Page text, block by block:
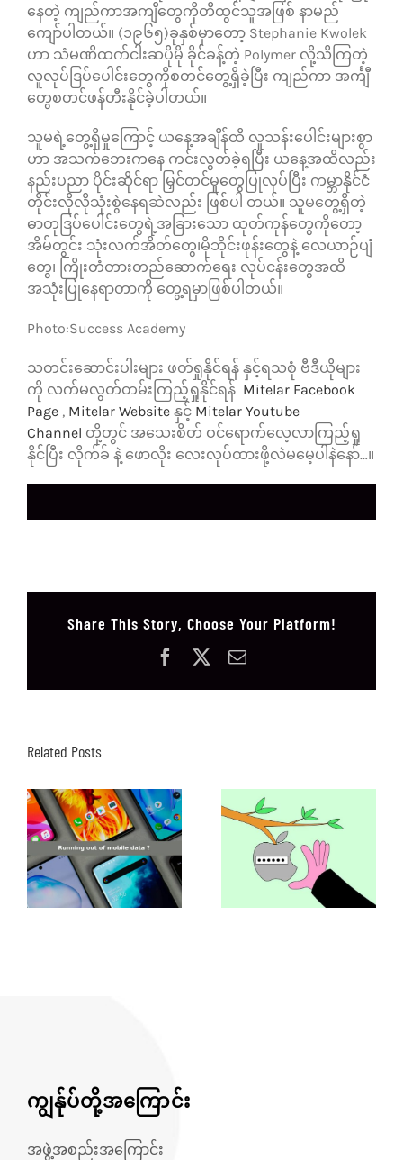
နေတဲ့ ကျည်ကာအကျီတွေကိုတီထွင်သူအဖြစ် နာမည်
ကျော်ပါတယ်။ (၁၉၆၅)ခုနှစ်မှာတော့ Stephanie Kwolek
ဟာ သံမဏိထက်ငါးဆပိုမို ခိုင်ခန့်တဲ့ Polymer လို့သိကြတဲ့
လူလုပ်ဒြပ်ပေါင်းတွေကိုစတင်တွေ့ရှိခဲ့ပြီး ကျည်ကာ အင်္ကျီ
တွေစတင်ဖန်တီးနိုင်ခဲ့ပါတယ်။
သူမရဲ့တွေ့ရှိမှုကြောင့် ယနေ့အချိန်ထိ လူသန်းပေါင်းများစွာ
ဟာ အသက်ဘေးကနေ ကင်းလွတ်ခဲ့ရပြီး ယနေ့အထိလည်း
နည်းပညာ ပိုင်းဆိုင်ရာ မြှင်တင်မှုတွေပြုလုပ်ပြီး ကမ္ဘာနိုင်ငံ
တိုင်းလိုလိုသုံးစွဲနေရဆဲလည်း ဖြစ်ပါ တယ်။ သူမတွေ့ရှိတဲ့
ဓာတုဒြပ်ပေါင်းတွေရဲ့အခြားသော ထုတ်ကုန်တွေကိုတော့
အိမ်တွင်း သုံးလက်အိတ်တွေ၊မိုဘိုင်းဖုန်းတွေနဲ့ လေယာဉ်ပျံ
တွေ၊ ကြိုးတံတားတည်ဆောက်ရေး လုပ်ငန်းတွေအထိ
အသုံးပြုနေရာတာကို တွေ့ရမှာဖြစ်ပါတယ်။
Photo:Success Academy
သတင်းဆောင်းပါးများ ဖတ်ရှုနိုင်ရန် နှင့်ရသစုံ ဗီဒီယိုများ
ကို လက်မလွတ်တမ်းကြည့်ရှုနိုင်ရန်Mitelar Facebook
Page, Mitelar Websiteနှင့် Mitelar Youtube
Channel တို့တွင် အသေးစိတ် ဝင်ရောက်လေ့လာကြည့်ရှု
နိုင်ပြီး လိုက်ခ် နဲ့ ဖောလိုး လေးလုပ်ထားဖို့လဲမမေ့ပါနဲနော်…။
Share This Story, Choose Your Platform!
FacebookEmail
Related Posts
ကျွန်ုပ်တို့အကြောင်း
အဖွဲ့အစည်းအကြောင်း